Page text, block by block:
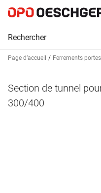
Page d’accueil Ferrements
Section de tunnel
300/400